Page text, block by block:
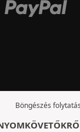
Böngészés